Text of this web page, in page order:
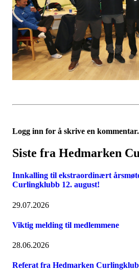
Logg inn for å skrive en kommentar.
Siste fra Hedmarken
Innkalling til ekstraordinært
Curlingklubb 12. august!
29.07.2026
Viktig melding til medlemmene
28.06.2026
Referat fra Hedmarken